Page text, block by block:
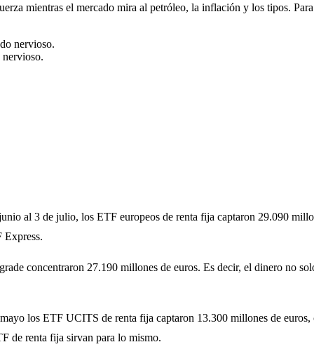
mientras el mercado mira al petróleo, la inflación y los tipos.
al 3 de julio, los ETF europeos de renta fija captaron 29.090
Express.
concentraron 27.190 millones de euros. Es decir, el dinero no
los ETF UCITS de renta fija captaron 13.300 millones de euros,
de renta fija sirvan para lo mismo.